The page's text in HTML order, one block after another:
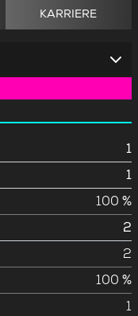
KARRIERE
1
1
100 %
2
2
100 %
1